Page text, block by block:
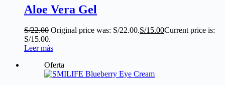
Aloe Vera Gel
S/22.00 Original price was: S/22.00.S/15.00Current price is:
S/15.00.
Leer más
Oferta